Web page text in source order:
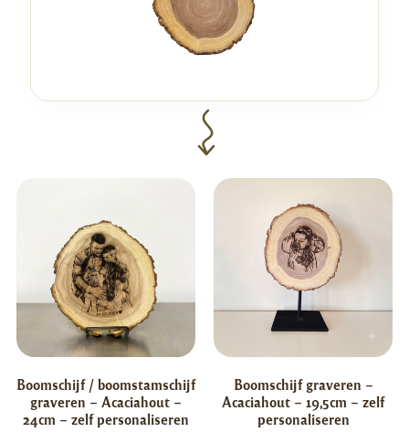
Boomschijf / boomstamschijf
graveren – Acaciahout –
24cm – zelf personaliseren
Boomschijf graveren –
Acaciahout – 19,5cm – zelf
personaliseren